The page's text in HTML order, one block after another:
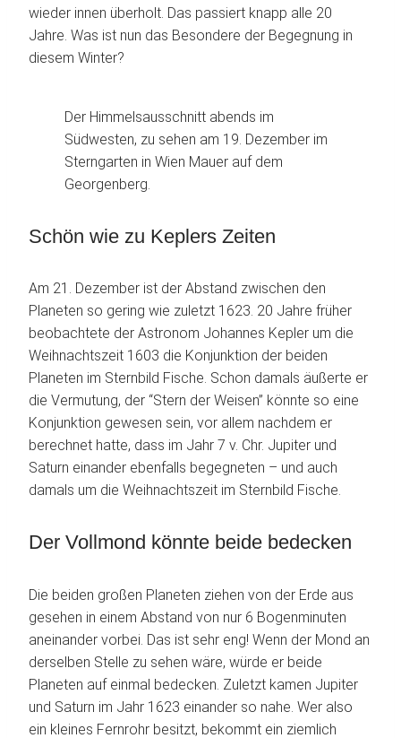
wieder innen überholt. Das passiert knapp alle 20
Jahre. Was ist nun das Besondere der Begegnung in
diesem Winter?
Der Himmelsausschnitt abends im
Südwesten, zu sehen am 19. Dezember im
Sterngarten in Wien Mauer auf dem
Georgenberg.
Schön wie zu Keplers Zeiten
Am 21. Dezember ist der Abstand zwischen den
Planeten so gering wie zuletzt 1623. 20 Jahre früher
beobachtete der Astronom Johannes Kepler um die
Weihnachtszeit 1603 die Konjunktion der beiden
Planeten im Sternbild Fische. Schon damals äußerte er
die Vermutung, der “Stern der Weisen” könnte so eine
Konjunktion gewesen sein, vor allem nachdem er
berechnet hatte, dass im Jahr 7 v. Chr. Jupiter und
Saturn einander ebenfalls begegneten – und auch
damals um die Weihnachtszeit im Sternbild Fische.
Der Vollmond könnte beide bedecken
Die beiden großen Planeten ziehen von der Erde aus
gesehen in einem Abstand von nur 6 Bogenminuten
aneinander vorbei. Das ist sehr eng! Wenn der Mond an
derselben Stelle zu sehen wäre, würde er beide
Planeten auf einmal bedecken. Zuletzt kamen Jupiter
und Saturn im Jahr 1623 einander so nahe. Wer also
ein kleines Fernrohr besitzt, bekommt ein ziemlich